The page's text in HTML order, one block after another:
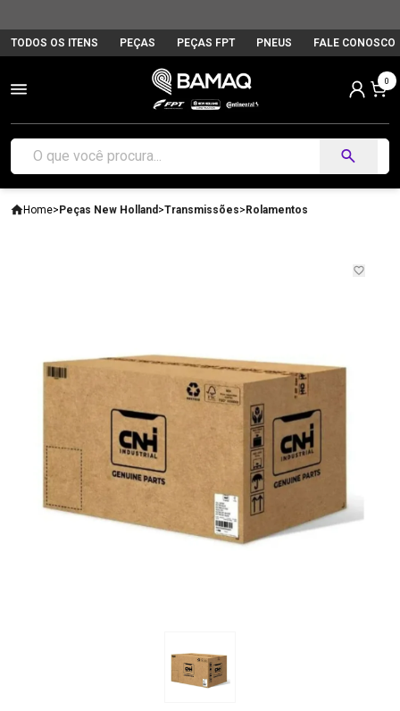
TODOS OS ITENS PEÇAS PEÇAS FPT PNEUS FALE CONOSCO
0
Home>Peças New Holland >Transmissões>Rolamentos